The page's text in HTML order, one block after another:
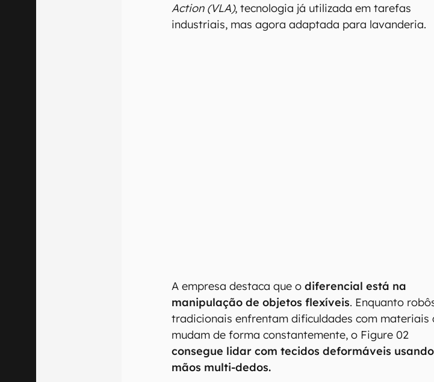
Action (VLA), tecnologia já utilizada em tarefas
industriais, mas agora adaptada para lavanderia.
A empresa destaca que odiferencial está na
manipulação de objetos flexíveis. Enquanto
tradicionais enfrentam dificuldades com materiais
mudam de forma constantemente, o Figure 02
consegue lidar com tecidos deformáveis usando
mãos multi-dedos.